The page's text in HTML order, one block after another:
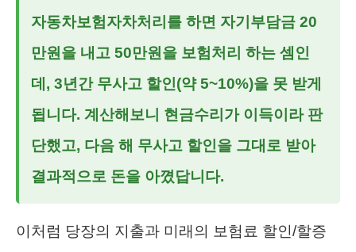
자동차보험자차처리 를 하면 자기부담금 20
만원을 내고 50만원을 보험처리 하는 셈인
데, 3년간 무사고 할인(약 5~10%)을 못 받게
됩니다. 계산해보니 현금수리가 이득이라 판
단했고, 다음 해 무사고 할인을 그대로 받아
결과적으로 돈을 아꼈답니다.
이처럼 당장의 지출과 미래의 보험료 할인/할증